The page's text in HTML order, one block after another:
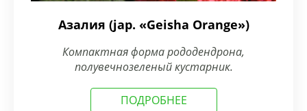
Азалия (jap. «Geisha Orange»)
Компактная форма рододендрона,
полувечнозеленый кустарник.
ПОДРОБНЕЕ